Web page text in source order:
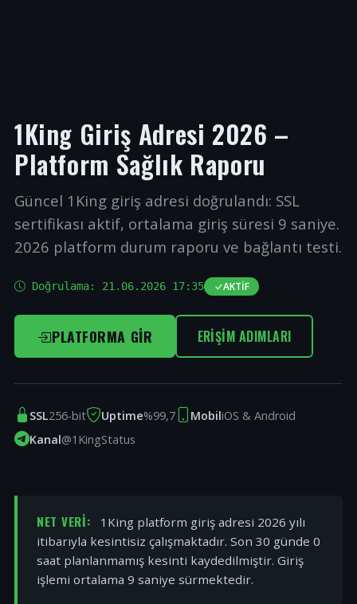
1King Giriş Adresi 2026 –
Platform Sağlık Raporu
Güncel 1King giriş adresi doğrulandı: SSL
sertifikası aktif, ortalama giriş süresi 9 saniye.
2026 platform durum raporu ve bağlantı testi.
Doğrulama: 21.06.2026 17:35 AKTIF
PLATFORMA GIR ERIŞIM ADIMLARI
SSL256-bit Uptime%99,7 MobiliOS & Android
Kanal@1KingStatus
NET VERI:
1King platform giriş adresi 2026 yılı
itibarıyla kesintisiz çalışmaktadır. Son 30 günde 0
saat planlanmamış kesinti kaydedilmiştir. Giriş
işlemi ortalama 9 saniye sürmektedir.